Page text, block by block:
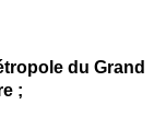
du Grand
;